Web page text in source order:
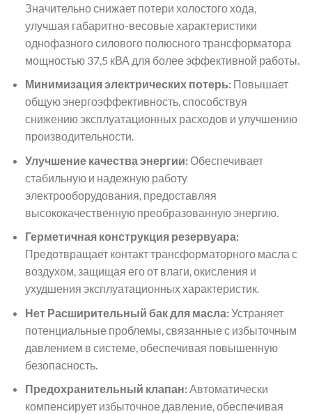
Значительно снижает потери холостого хода,
улучшая габаритно-весовые характеристики
однофазного силового полюсного трансформатора
мощностью 37,5 кВА для более эффективной работы.
Минимизация электрических потерь:Повышает
общую энергоэффективность, способствуя
снижению эксплуатационных расходов и улучшению
производительности.
Улучшение качества энергии:Обеспечивает
стабильную и надежную работу
электрооборудования, предоставляя
высококачественную преобразованную энергию.
Герметичная конструкция резервуара:
Предотвращает контакт трансформаторного масла с
воздухом, защищая его от влаги, окисления и
ухудшения эксплуатационных характеристик.
Нет Расширительный бак для масла:Устраняет
потенциальные проблемы, связанные с избыточным
давлением в системе, обеспечивая повышенную
безопасность.
Предохранительный клапан:Автоматически
компенсирует избыточное давление, обеспечивая